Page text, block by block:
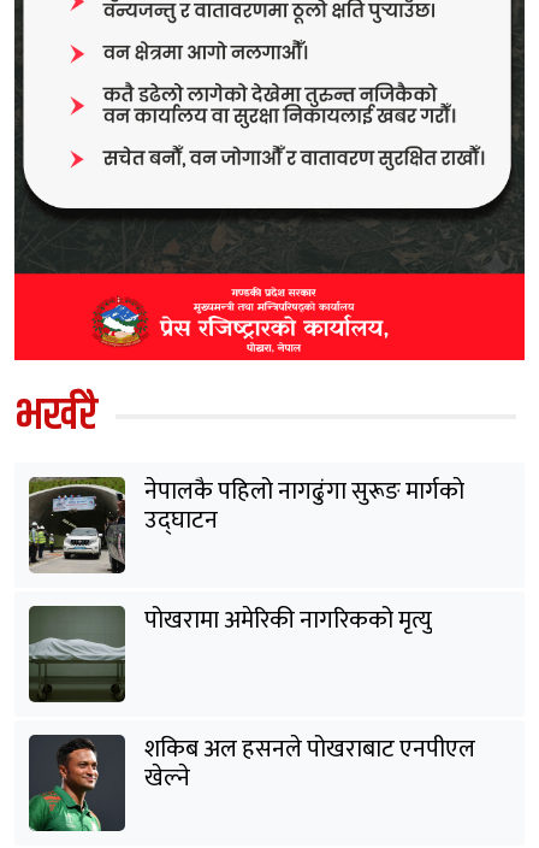
भर्खरै
नेपालकै पहिलो नागढुंगा सुरूङ मार्गकाे
उद्घाटन
पोखरामा अमेरिकी नागरिकको मृत्यु
शकिब अल हसनले पोखराबाट एनपीएल
खेल्ने